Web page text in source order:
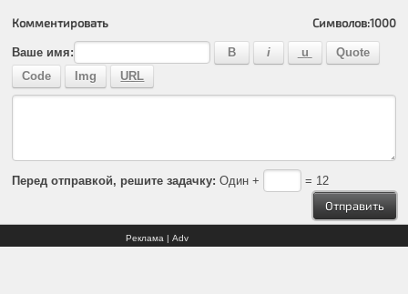
Комментировать Символов:1000
Ваше имя:
Перед отправкой, решите задачку: Один + = 12
Реклама | Adv